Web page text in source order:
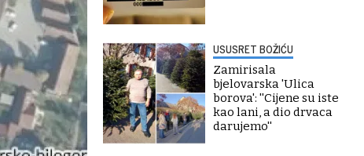
USUSRET BOŽIĆU
Zamirisala
bjelovarska 'Ulica
borova': ''Cijene su iste
kao lani, a dio drvaca
darujemo''